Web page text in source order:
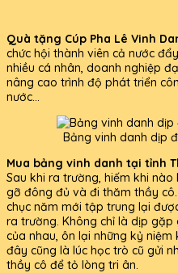
Quà tặng Cúp Pha Lê Vinh
chức hội thành viên cả nước
nhiều cá nhân, doanh nghiệp
nâng cao trình độ phát triển
nước...
Bảng vinh danh dịp
Mua bảng vinh danh tại tỉnh
Sau khi ra trường, hiếm khi
gỡ đông đủ và đi thăm thầy
chục năm mới tập trung lại
ra trường. Không chỉ là dịp
của nhau, ôn lại những kỷ
đây cũng là lúc học trò cũ gửi
thầy cô để tỏ lòng tri ân.